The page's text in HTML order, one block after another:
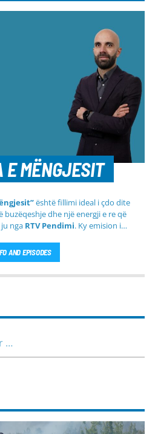
E MËNGJESIT
është fillimi ideal i çdo dite
buzëqeshje dhe një energji e re që
nga RTV Pendimi. Ky emision i
duke ju shoqëruar në orët e
të larmishme dhe të dobishme
për të gjithë familjen.
AND EPISODES